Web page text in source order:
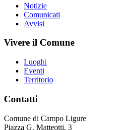
Notizie
Comunicati
Avvisi
Vivere il Comune
Luoghi
Eventi
Territorio
Contatti
Comune di Campo Ligure
Piazza G. Matteotti, 3